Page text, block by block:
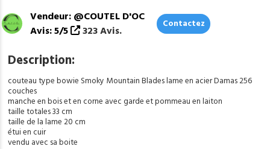
Vendeur: @COUTEL D'OC
Avis: 5/5
323 Avis.
Contactez
Description:
couteau type bowie Smoky Mountain Blades lame en acier Damas 256
couches
manche en bois et en corne avec garde et pommeau en laiton
taille totales 33 cm
taille de la lame 20 cm
étui en cuir
vendu avec sa boite